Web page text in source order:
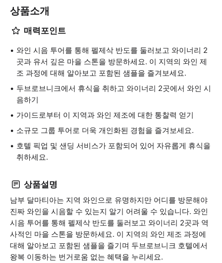
상품소개
매력포인트
와인 시음 투어를 통해 펠제삭 반도를 둘러보고 와이너리 2
곳과 유서 깊은 마을 스톤을 방문하세요. 이 지역의 와인 제
조 과정에 대해 알아보고 포함된 샘플을 즐겨보세요.
두브로브니크에서 휴식을 취하고 와이너리 2곳에서 와인 시
음하기
가이드로부터 이 지역과 와인 제조에 대한 통찰력 얻기
소규모 그룹 투어로 더욱 개인화된 경험을 즐겨보세요.
호텔 픽업 및 샌딩 서비스가 포함되어 있어 자유롭게 휴식을
취하세요.
상품설명
남부 달마티아는 지역 와인으로 유명하지만 어디를 방문해야
진짜 와인을 시음할 수 있는지 알기 어려울 수 있습니다. 와인
시음 투어를 통해 펠제삭 반도를 둘러보고 와이너리 2곳과 역
사적인 마을 스톤을 방문하세요. 이 지역의 와인 제조 과정에
대해 알아보고 포함된 샘플을 즐기며 두브로브니크 호텔에서
왕복 이동하는 번거로움 없는 혜택을 누리세요.